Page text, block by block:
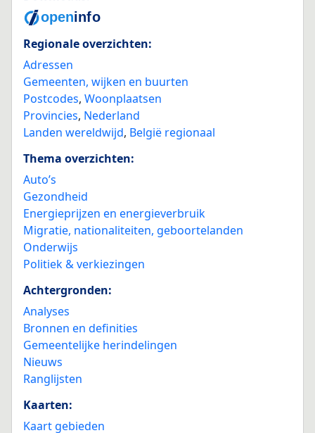
Regionale overzichten:
Adressen
Gemeenten, wijken en buurten
Postcodes, Woonplaatsen
Provincies, Nederland
Landen wereldwijd, België regionaal
Thema overzichten:
Auto’s
Gezondheid
Energieprijzen en energieverbruik
Migratie, nationaliteiten, geboortelanden
Onderwijs
Politiek & verkiezingen
Achtergronden:
Analyses
Bronnen en definities
Gemeentelijke herindelingen
Nieuws
Ranglijsten
Kaarten:
Kaart gebieden